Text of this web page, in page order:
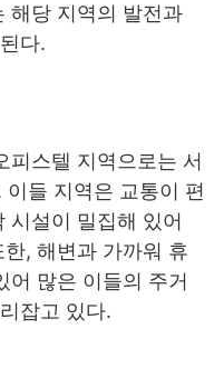
해당 지역의 발전과
다.
피스텔 지역으로는 서
들 지역은 교통이 편
시설이 밀집해 있어
, 해변과 가까워 휴
어 많은 이들의 주거
잡고 있다.